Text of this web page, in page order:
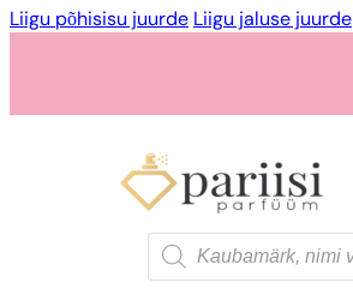
Liigu põhisisu juurde Liigu jaluse juurde
Products
search